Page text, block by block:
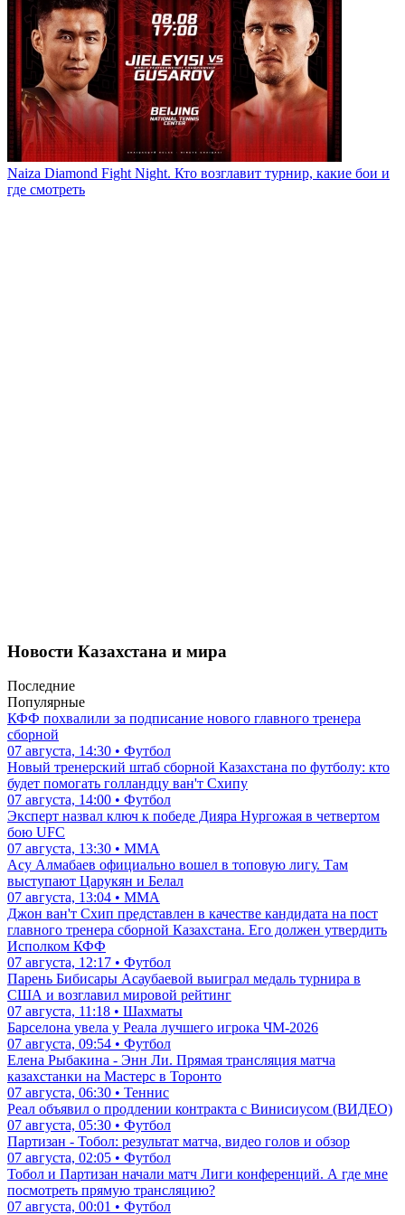
Naiza Diamond Fight Night. Кто возглавит турнир, какие бои и
где смотреть
Новости Казахстана и мира
Последние
Популярные
КФФ похвалили за подписание нового главного тренера
сборной
07 августа, 14:30 • Футбол
Новый тренерский штаб сборной Казахстана по футболу: кто
будет помогать голландцу ван'т Схипу
07 августа, 14:00 • Футбол
Эксперт назвал ключ к победе Дияра Нургожая в четвертом
бою UFC
07 августа, 13:30 • ММА
Асу Алмабаев официально вошел в топовую лигу. Там
выступают Царукян и Белал
07 августа, 13:04 • ММА
Джон ван'т Схип представлен в качестве кандидата на пост
главного тренера сборной Казахстана. Его должен утвердить
Исполком КФФ
07 августа, 12:17 • Футбол
Парень Бибисары Асаубаевой выиграл медаль турнира в
США и возглавил мировой рейтинг
07 августа, 11:18 • Шахматы
Барселона увела у Реала лучшего игрока ЧМ-2026
07 августа, 09:54 • Футбол
Елена Рыбакина - Энн Ли. Прямая трансляция матча
казахстанки на Мастерс в Торонто
07 августа, 06:30 • Теннис
Реал объявил о продлении контракта с Винисиусом (ВИДЕО)
07 августа, 05:30 • Футбол
Партизан - Тобол: результат матча, видео голов и обзор
07 августа, 02:05 • Футбол
Тобол и Партизан начали матч Лиги конференций. А где мне
посмотреть прямую трансляцию?
07 августа, 00:01 • Футбол